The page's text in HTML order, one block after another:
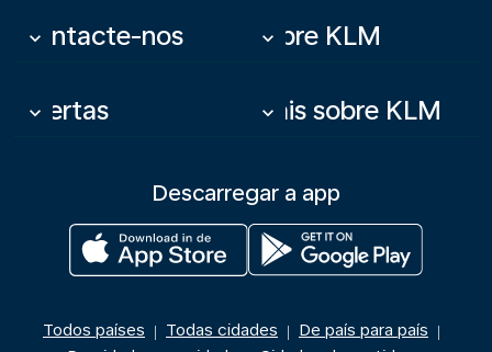
Contacte-nos
keyboard_arrow_down Sobre KLM
keyboard_arrow_down
Ofertas
keyboard_arrow_down Mais sobre KLM
keyboard_arrow_down
Descarregar a app
Todos países | Todas cidades | De país para país |